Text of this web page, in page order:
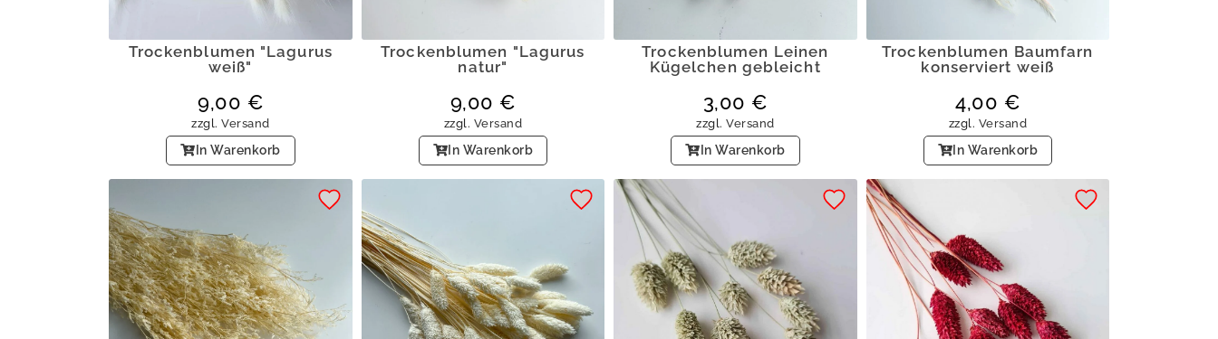
Trockenblumen "Lagurus
weiß"
9,00 €
zzgl. Versand
In Warenkorb
Trockenblumen "Lagurus
natur"
9,00 €
zzgl. Versand
In Warenkorb
Trockenblumen Leinen
Kügelchen gebleicht
3,00 €
zzgl. Versand
In Warenkorb
Trockenblumen Baumfarn
konserviert weiß
4,00 €
zzgl. Versand
In Warenkorb